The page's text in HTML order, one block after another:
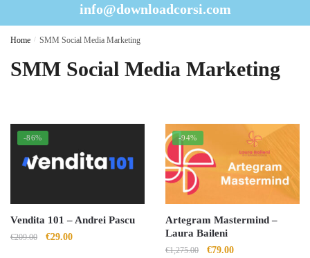
info@downloadcorsi.com
Home / SMM Social Media Marketing
SMM Social Media Marketing
-86%
Vendita 101 – Andrei Pascu
€209.00
Il
€29.00Il
-94%
Artegram Mastermind –
Laura Baileni
€1,275.00
Il
€79.00Il